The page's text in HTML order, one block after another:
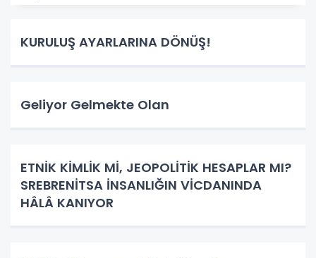
KURULUŞ AYARLARINA DÖNÜŞ!
Geliyor Gelmekte Olan
ETNİK KİMLİK Mİ, JEOPOLİTİK HESAPLAR MI?
SREBRENİTSA İNSANLIĞIN VİCDANINDA
HÂLÂ KANIYOR